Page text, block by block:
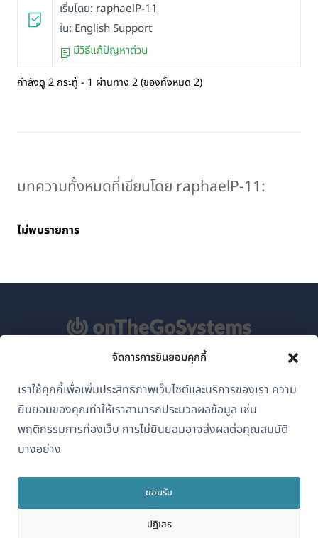
จัดการการยินยอมคุกกี้
เราใช้คุกกี้เพื่อเพิ่มประสิทธิภาพเว็บไซต์และบริการของเรา ความ
ยินยอมของคุณทำให้เราสามารถประมวลผลข้อมูล เช่น
พฤติกรรมการท่องเว็บ การไม่ยินยอมอาจส่งผลต่อคุณสมบัติ
บางอย่าง
ยอมรับ
ปฏิเสธ
เริ่มโดย: raphaelP-11
ใน: English Support
มีวิธีแก้ปัญหาด่วน
กำลังดู 2 กระทู้ - 1 ผ่านทาง 2 (ของทั้งหมด 2)
บทความทั้งหมดที่เขียนโดย raphaelP-11:
ไม่พบรายการ
ไทย
GDPR และนโยบายความเป็นส่วนตัว
เข้าร่วมทีมของเรา(เปิด
ใน
หน้าต่าง
ใหม่)
ใน
หน้าต่าง
ใหม่)
ใน
ใหม่)